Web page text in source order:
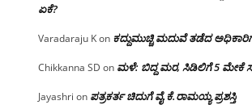
ಏಕೆ?
Varadaraju Kon ಕದ್ದುಮುಚ್ಚಿ ಮದುವೆ ತಡೆದ
Chikkanna SD on ಮಳೆ: ಬಿದ್ದ ಮರ, ಸಿಡಿಲಿಗೆ 5 ಮೇಕೆ
Jayashri on ಪತ್ರಕರ್ತ ಚಿದುಗೆ ವೈ.ಕೆ.ರಾಮಯ್ಯ ಪ್ರಶಸ್ತಿ